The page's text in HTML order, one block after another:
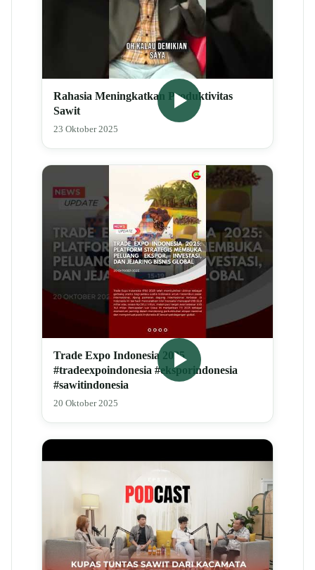
Rahasia Meningkatkan Produktivitas
Sawit
23 Oktober 2025
Trade Expo Indonesia 2025
#tradeexpoindonesia #eksporindonesia
#sawitindonesia
20 Oktober 2025